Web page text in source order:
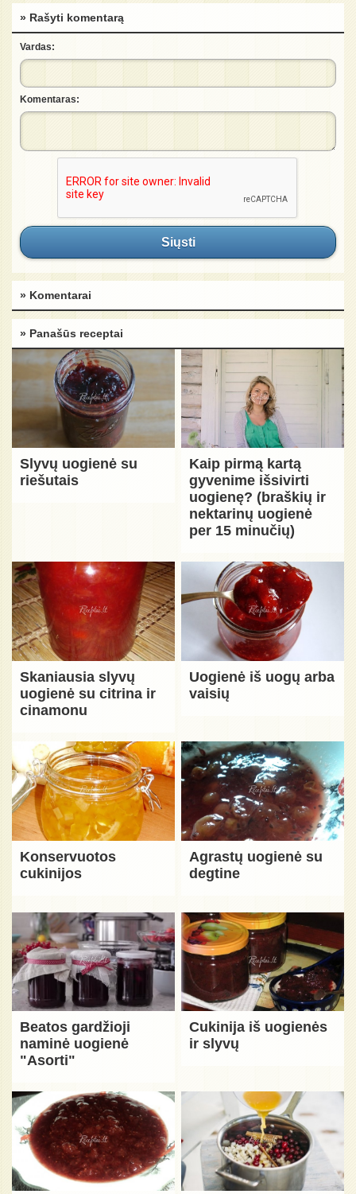
» Rašyti komentarą
Vardas:
Komentaras:
Siųsti
» Komentarai
» Panašūs receptai
Slyvų uogienė su
riešutais
Kaip pirmą kartą
gyvenime išsivirti
uogienę? (braškių ir
nektarinų uogienė
per 15 minučių)
Skaniausia slyvų
uogienė su citrina ir
cinamonu
Uogienė iš uogų arba
vaisių
Konservuotos
cukinijos
Agrastų uogienė su
degtine
Beatos gardžioji
naminė uogienė
"Asorti"
Cukinija iš uogienės
ir slyvų